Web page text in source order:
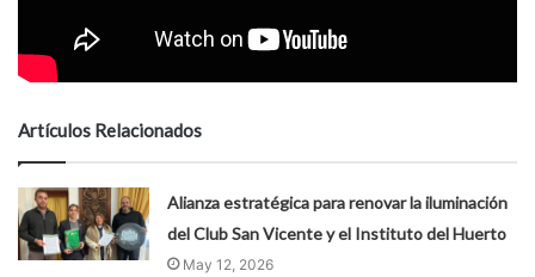
Artículos Relacionados
Alianza estratégica para renovar la iluminación
del Club San Vicente y el Instituto del Huerto
May 12, 2026